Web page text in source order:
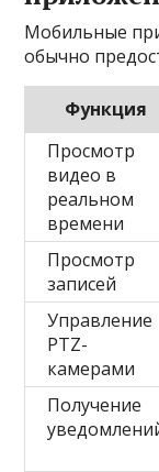
Мобильные
обычно
Функция
Просмотр
видео в
реальном
времени
Просмотр
записей
Управление
PTZ-
камерами
Получение